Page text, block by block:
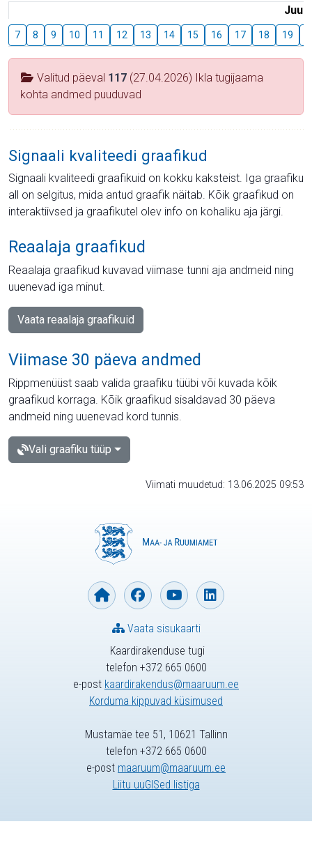
Juuli
7 8 9 10 11 12 13 14 15 16 17 18 19
Valitud päeval 117 (27.04.2026) Ikla tugijaama
kohta andmed puuduvad
Signaali kvaliteedi graafikud
Signaali kvaliteedi graafikuid on kokku kaksteist. Iga graafiku
all on selgitus, mida antud graafik näitab. Kõik graafikud on
interaktiivsed ja graafikutel olev info on kohaliku aja järgi.
Reaalaja graafikud
Reaalaja graafikud kuvavad viimase tunni aja andmeid ning
uuenevad iga minut.
Vaata reaalaja graafikuid
Viimase 30 päeva andmed
Rippmenüüst saab valida graafiku tüübi või kuvada kõik
graafikud korraga. Kõik graafikud sisaldavad 30 päeva
andmeid ning uuenevad kord tunnis.
Vali graafiku tüüp
Viimati muudetud: 13.06.2025 09:53
Kaardirakenduse tugi
telefon +372 665 0600
e-post kaardirakendus@maaruum.ee
Korduma kippuvad küsimused
Vaata sisukaarti
Mustamäe tee 51, 10621 Tallinn
telefon +372 665 0600
e-post maaruum@maaruum.ee
Liitu uuGISed listiga